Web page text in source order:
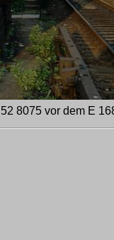
52 8075 vor dem E